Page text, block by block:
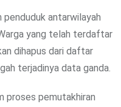
penduduk antarwilayah
yang telah terdaftar
dihapus dari daftar
terjadinya data ganda.
proses pemutakhiran